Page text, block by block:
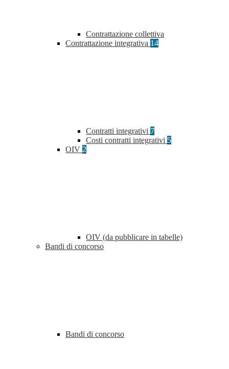
Contrattazione collettiva
Contrattazione integrativa 14
Contratti integrativi 7
Costi contratti integrativi 5
OIV 2
OIV (da pubblicare in tabelle)
Bandi di concorso
Bandi di concorso